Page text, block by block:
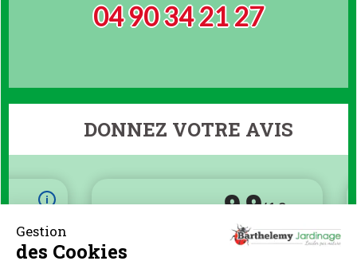
04 90 34 21 27
DONNEZ VOTRE AVIS
Gestion
des Cookies